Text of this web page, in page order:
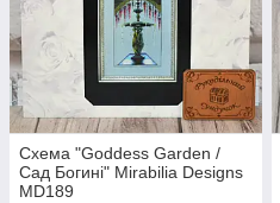
Схема "Goddess Garden /
Сад Богині" Mirabilia Designs
MD189